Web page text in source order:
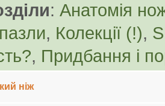
: Анатомія
, Колекції (!),
, Придбання і
ніж